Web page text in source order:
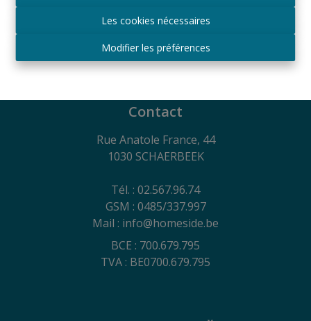
Les cookies nécessaires
Modifier les préférences
RC Professionnelle et Cautionnement via Axa
Belgium SA - Police n° 730.390.160
Conditions générales d´utilisation du site, charte sur
Contact
Rue Anatole France, 44
1030 SCHAERBEEK
Tél. : 02.567.96.74
GSM : 0485/337.997
Mail : info@homeside.be
BCE : 700.679.795
TVA : BE0700.679.795